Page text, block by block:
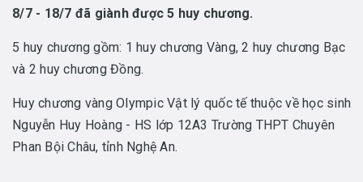
8/7 - 18/7 đã giành được 5 huy chương.
5 huy chương gồm: 1 huy chương Vàng, 2 huy chương Bạc
và 2 huy chương Đồng.
Huy chương vàng Olympic Vật lý quốc tế thuộc về học sinh
Nguyễn Huy Hoàng - HS lớp 12A3 Trường THPT Chuyên
Phan Bội Châu, tỉnh Nghệ An.